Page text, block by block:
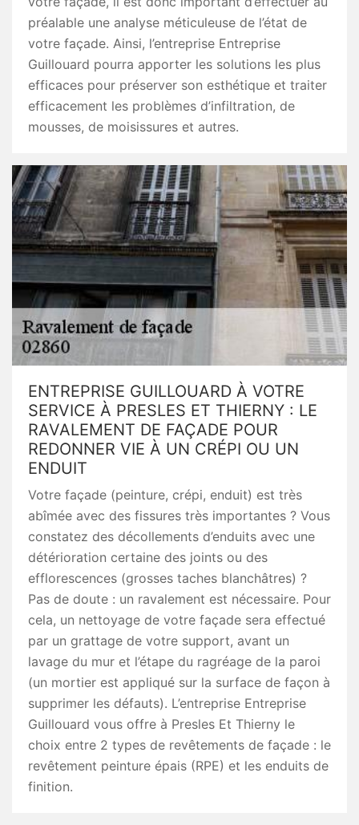
préalable une analyse méticuleuse de l’état de
votre façade. Ainsi, l’entreprise Entreprise
Guillouard pourra apporter les solutions les plus
efficaces pour préserver son esthétique et traiter
efficacement les problèmes d’infiltration, de
mousses, de moisissures et autres.
ENTREPRISE GUILLOUARD À VOTRE
SERVICE À PRESLES ET THIERNY : LE
RAVALEMENT DE FAÇADE POUR
REDONNER VIE À UN CRÉPI OU UN
ENDUIT
Votre façade (peinture, crépi, enduit) est très
abîmée avec des fissures très importantes ? Vous
constatez des décollements d’enduits avec une
détérioration certaine des joints ou des
efflorescences (grosses taches blanchâtres) ?
Pas de doute : un ravalement est nécessaire. Pour
cela, un nettoyage de votre façade sera effectué
par un grattage de votre support, avant un
lavage du mur et l’étape du ragréage de la paroi
(un mortier est appliqué sur la surface de façon à
supprimer les défauts). L’entreprise Entreprise
Guillouard vous offre à Presles Et Thierny le
choix entre 2 types de revêtements de façade : le
revêtement peinture épais (RPE) et les enduits de
finition.